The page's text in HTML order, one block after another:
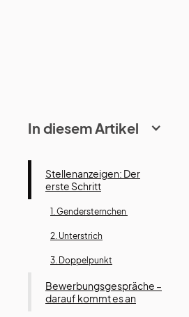
In diesem Artikel
Stellenanzeigen: Der
erste Schritt‍
1. Gendersternchen
2. Unterstrich
3. Doppelpunkt
‍Bewerbungsgespräche –
darauf kommt es an‍